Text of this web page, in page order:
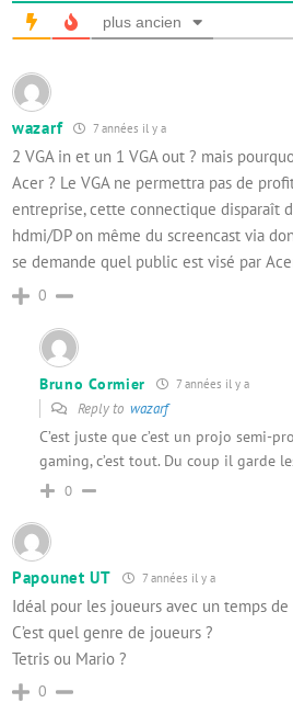
plus ancien
wazarf 7 années il y a
2 VGA in et un 1 VGA out ? mais
Acer ? Le VGA ne permettra pas de
entreprise, cette connectique disparaît
hdmi/DP on même du screencast via
se demande quel public est visé par
0
Bruno Cormier 7 années il y a
Reply to wazarf
C’est juste que c’est un projo semi-
gaming, c’est tout. Du coup il garde
0
Papounet UT 7 années il y a
Idéal pour les joueurs avec un temps
C’est quel genre de joueurs ?
Tetris ou Mario ?
0